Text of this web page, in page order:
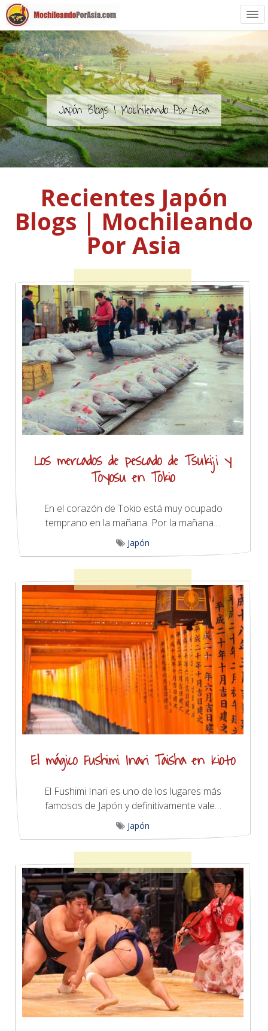
Preparación
Países de Asia
Rutas de mochileros
Vuelos a Asia
Blogs
Japón Blogs | Mochileando Por Asia
Recientes Japón
Blogs | Mochileando
Por Asia
Los mercados de pescado de Tsukiji y
Toyosu en Tokio
En el corazón de Tokio está muy ocupado
temprano en la mañana. Por la mañana…
Japón
El mágico Fushimi Inari Taisha en Kioto
El Fushimi Inari es uno de los lugares más
famosos de Japón y definitivamente vale…
Japón